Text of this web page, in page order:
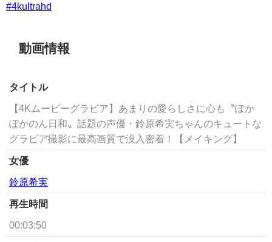
#4kultrahd
動画情報
タイトル
【4Kムービーグラビア】あまりの愛らしさに心も〝ぽか
ぽかのん日和〟話題の声優・鈴原希実ちゃんのキュートな
グラビア撮影に最高画質で没入密着！【メイキング】
女優
鈴原希実
再生時間
00:03:50